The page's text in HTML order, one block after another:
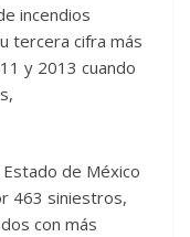
incendios
tercera cifra más
y 2013 cuando
de México
463 siniestros,
con más